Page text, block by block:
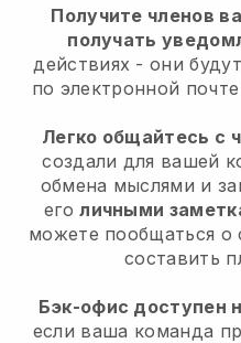
Получите членов
получать
действиях - они
по электронной
Легко общайтесь с
создали для вашей
обмена мыслями и
еголичными
можете пообщаться о
составить
Бэк-офис доступен
если ваша команда